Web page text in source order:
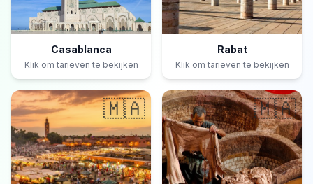
Casablanca
Klik om tarieven te bekijken
Rabat
Klik om tarieven te bekijken
🇲🇦 🇲🇦